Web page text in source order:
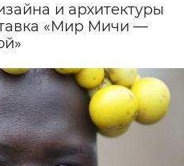
и архитектуры
«Мир Мичи —